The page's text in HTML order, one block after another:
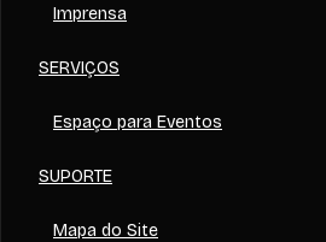
Imprensa
SERVIÇOS
Espaço para Eventos
SUPORTE
Mapa do Site